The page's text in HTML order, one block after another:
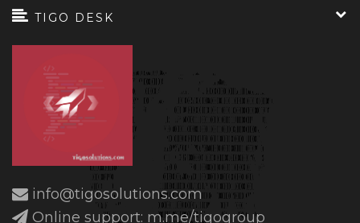
info@tigosolutions.com